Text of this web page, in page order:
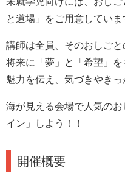
と道場」をご用意していま
講師は全員、そのおしごと
将来に「夢」と「希望」
魅力を伝え、気づきやきっ
海が見える会場で人気の
イン」しよう！！
開催概要